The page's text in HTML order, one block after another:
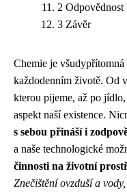
2 Odpovědnost
3 Závěr
Chemie je
každodenním životě. Od
kterou pijeme, až po
aspekt naší existence.
s sebou přináší i
a naše technologické
činnosti na životní
Znečištění ovzduší a